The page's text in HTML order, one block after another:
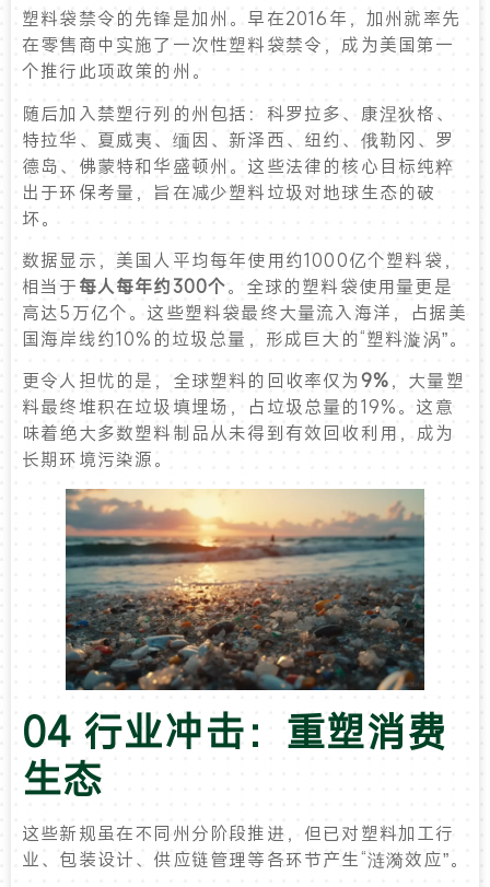
塑料袋禁令的先锋是加州。早在2016年，加州就率先
在零售商中实施了一次性塑料袋禁令，成为美国第一
个推行此项政策的州。
随后加入禁塑行列的州包括：科罗拉多、康涅狄格、
特拉华、夏威夷、缅因、新泽西、纽约、俄勒冈、罗
德岛、佛蒙特和华盛顿州。这些法律的核心目标纯粹
出于环保考量，旨在减少塑料垃圾对地球生态的破
坏。
数据显示，美国人平均每年使用约1000亿个塑料袋，
相当于每人每年约300个。全球的塑料袋使用量更是
高达5万亿个。这些塑料袋最终大量流入海洋，占据美
国海岸线约10%的垃圾总量，形成巨大的“塑料漩涡”。
更令人担忧的是，全球塑料的回收率仅为9%，大量塑
料最终堆积在垃圾填埋场，占垃圾总量的19%。这意
味着绝大多数塑料制品从未得到有效回收利用，成为
长期环境污染源。
04 行业冲击：重塑消费
生态
这些新规虽在不同州分阶段推进，但已对塑料加工行
业、包装设计、供应链管理等各环节产生“涟漪效应”。